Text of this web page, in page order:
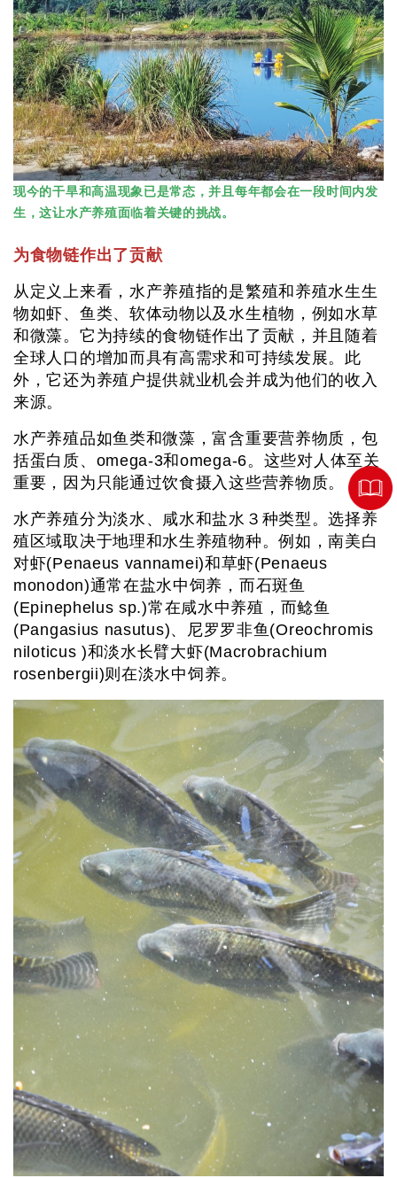
现今的干旱和高温现象已是常态，并且每年都会在一段时间内发
生，这让水产养殖面临着关键的挑战。
为食物链作出了贡献
从定义上来看，水产养殖指的是繁殖和养殖水生生
物如虾、鱼类、软体动物以及水生植物，例如水草
和微藻。它为持续的食物链作出了贡献，并且随着
全球人口的增加而具有高需求和可持续发展。此
外，它还为养殖户提供就业机会并成为他们的收入
来源。
水产养殖品如鱼类和微藻，富含重要营养物质，包
括蛋白质、omega-3和omega-6。这些对人体至关
重要，因为只能通过饮食摄入这些营养物质。
水产养殖分为淡水、咸水和盐水３种类型。选择养
殖区域取决于地理和水生养殖物种。例如，南美白
对虾(Penaeus vannamei)和草虾(Penaeus
monodon)通常在盐水中饲养，而石斑鱼
(Epinephelus sp.)常在咸水中养殖，而鲶鱼
(Pangasius nasutus)、尼罗罗非鱼(Oreochromis
niloticus )和淡水长臂大虾(Macrobrachium
rosenbergii)则在淡水中饲养。